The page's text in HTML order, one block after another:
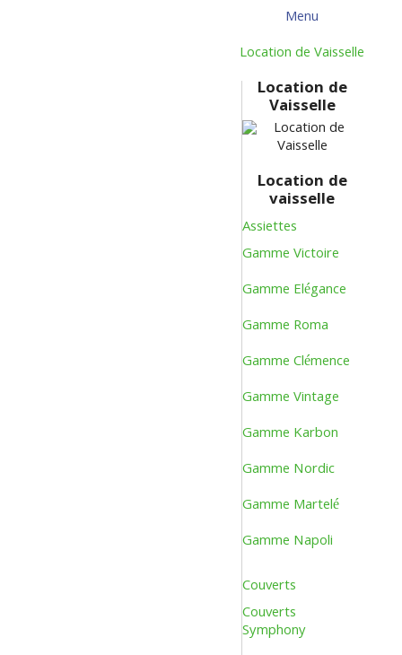
Menu
Location de Vaisselle
Location de
Vaisselle
Location de
vaisselle
Assiettes
Gamme Victoire
Gamme Elégance
Gamme Roma
Gamme Clémence
Gamme Vintage
Gamme Karbon
Gamme Nordic
Gamme Martelé
Gamme Napoli
Couverts
Couverts
Symphony